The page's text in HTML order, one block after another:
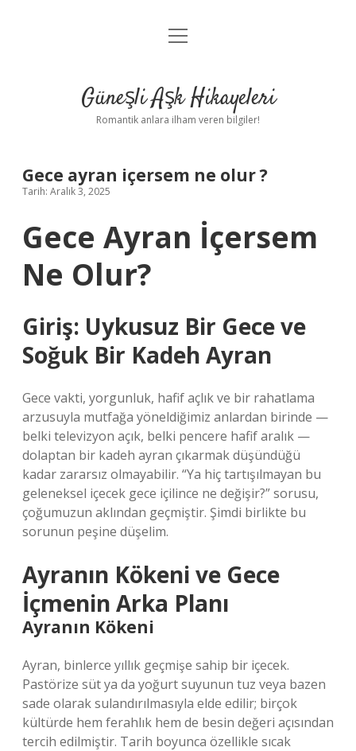
Anasayfa
Yasal Uyarı
menüyü
Güneşli Aşk Hikayeleri
Romantik anlara ilham veren bilgiler!
Gece ayran içersem ne olur ?
Tarih: Aralık 3, 2025
Gece Ayran İçersem
Ne Olur?
Giriş: Uykusuz Bir Gece ve
Soğuk Bir Kadeh Ayran
Gece vakti, yorgunluk, hafif açlık ve bir rahatlama
arzusuyla mutfağa yöneldiğimiz anlardan birinde —
belki televizyon açık, belki pencere hafif aralık —
dolaptan bir kadeh ayran çıkarmak düşündüğü
kadar zararsız olmayabilir. “Ya hiç tartışılmayan bu
geleneksel içecek gece içilince ne değişir?” sorusu,
çoğumuzun aklından geçmiştir. Şimdi birlikte bu
sorunun peşine düşelim.
Ayranın Kökeni ve Gece
İçmenin Arka Planı
Ayranın Kökeni
Ayran, binlerce yıllık geçmişe sahip bir içecek.
Pastörize süt ya da yoğurt suyunun tuz veya bazen
sade olarak sulandırılmasıyla elde edilir; birçok
kültürde hem ferahlık hem de besin değeri açısından
tercih edilmiştir. Tarih boyunca özellikle sıcak